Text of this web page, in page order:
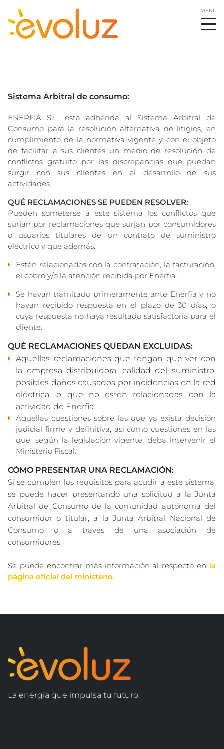
Sistema Arbitral de consumo:
ENERFIA S.L. está adherida al Sistema Arbitral de
Consumo para la resolución alternativa de litigios, en
cumplimiento de la normativa vigente y con el objeto
de facilitar a sus clientes un medio de resolución de
conflictos gratuito por las discrepancias que puedan
surgir con sus clientes en el desarrollo de sus
actividades.
QUÉ RECLAMACIONES SE PUEDEN RESOLVER:
Pueden someterse a este sistema los conflictos que
surjan por reclamaciones que surjan por consumidores
o usuarios titulares de un contrato de suministro
eléctrico y que además:
Estén relacionados con la contratación, la facturación,
el cobro y/o la atención recibida por Enerfia.
Se hayan tramitado primeramente ante Enerfia y no
hayan recibido respuesta en el plazo de 30 días, o
cuya respuesta no haya resultado satisfactoria para el
cliente.
QUÉ RECLAMACIONES QUEDAN EXCLUIDAS:
Aquellas reclamaciones que tengan que ver con
la empresa distribuidora, calidad del suministro,
posibles daños causados por incidencias en la red
eléctrica, o que no estén relacionadas con la
actividad de Enerfia.
Aquellas cuestiones sobre las que ya exista decisión
judicial firme y definitiva, así como cuestiones en las
que, según la legislación vigente, deba intervenir el
Ministerio Fiscal.
CÓMO PRESENTAR UNA RECLAMACIÓN:
Si se cumplen los requisitos para acudir a este sistema,
se puede hacer presentando una solicitud a la Junta
Arbitral de Consumo de la comunidad autónoma del
consumidor o titular, a la Junta Arbitral Nacional de
Consumo o a través de una asociación de
consumidores.
Se puede encontrar más información al respecto en la
página oficial del ministerio.
La energía que impulsa tu futuro.